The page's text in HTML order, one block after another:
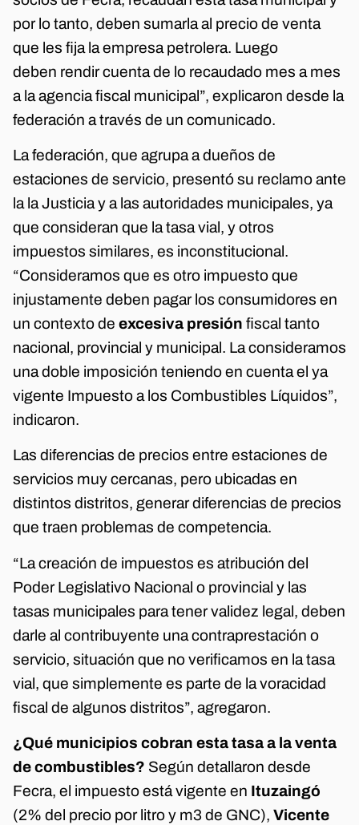
por lo tanto, deben sumarla al precio de venta
que les fija la empresa petrolera. Luego
deben rendir cuenta de lo recaudado mes a mes
a la agencia fiscal municipal”, explicaron desde la
federación a través de un comunicado.
La federación, que agrupa a dueños de
estaciones de servicio, presentó su reclamo ante
la la Justicia y a las autoridades municipales, ya
que consideran que la tasa vial, y otros
impuestos similares, es inconstitucional.
“Consideramos que es otro impuesto que
injustamente deben pagar los consumidores en
un contexto de excesiva presión fiscal tanto
nacional, provincial y municipal. La consideramos
una doble imposición teniendo en cuenta el ya
vigente Impuesto a los Combustibles Líquidos”,
indicaron.
Las diferencias de precios entre estaciones de
servicios muy cercanas, pero ubicadas en
distintos distritos, generar diferencias de precios
que traen problemas de competencia.
“La creación de impuestos es atribución del
Poder Legislativo Nacional o provincial y las
tasas municipales para tener validez legal, deben
darle al contribuyente una contraprestación o
servicio, situación que no verificamos en la tasa
vial, que simplemente es parte de la voracidad
fiscal de algunos distritos”, agregaron.
¿Qué municipios cobran esta tasa a la venta
de combustibles? Según detallaron desde
Fecra, el impuesto está vigente en Ituzaingó
(2% del precio por litro y m3 de GNC), Vicente